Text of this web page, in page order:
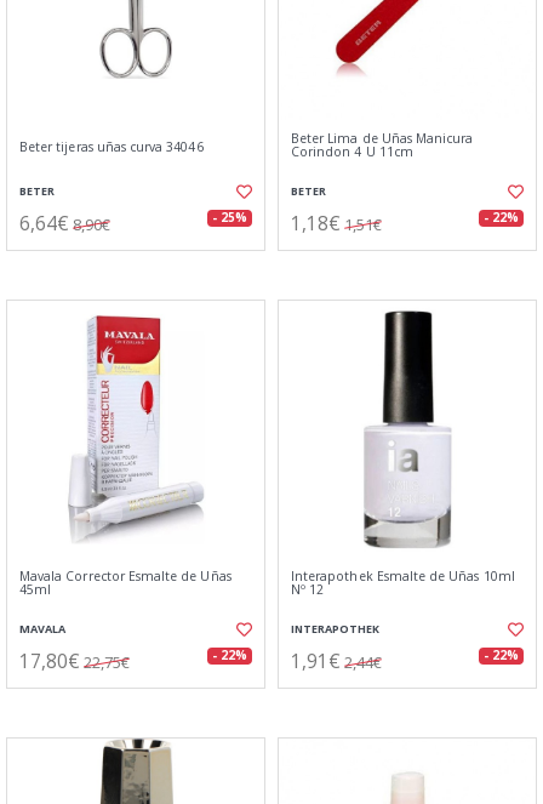
Beter tijeras uñas curva 34046
BETER
6,64€ 8,90€ - 25%
Beter Lima de Uñas Manicura
Corindon 4 U 11cm
BETER
1,18€ 1,51€ - 22%
Mavala Corrector Esmalte de Uñas
45ml
MAVALA
17,80€ 22,75€ - 22%
Interapothek Esmalte de Uñas 10ml
Nº 12
INTERAPOTHEK
1,91€ 2,44€ - 22%